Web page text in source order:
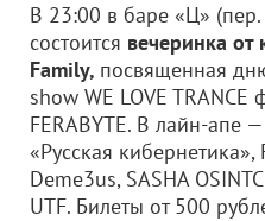
В 23:00 в баре «Ц»
состоится вечеринка от
Family, посвященная
show WE LOVE TRANCE
FERABYTE. В лайн-апе
«Русская кибернетика»,
Deme3us, SASHA
UTF. Билеты от 500